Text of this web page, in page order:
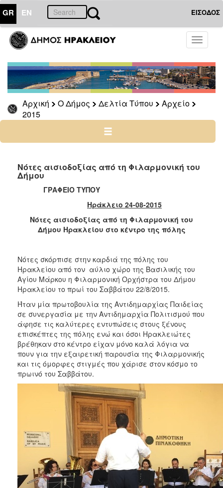
GR EN ΕΙΣΟΔΟΣ
Toggle
Αρχική Ο Δήμος Δελτία Τύπου
Αρχείο
2015
ΔΗΜΟΣ
Δελτία
Τύπου
Αρχείο
2026
2025
2022
2021
2020
2018
2015
2013
2011
2010
2006
ΠΟΛΙΤΙΣΜΟΣ
Νότες αισιοδοξίας από τη Φιλαρμονική του
Δήμου
ΓΡΑΦΕΙΟ ΤΥΠΟΥ
Ηράκλειο 24-08-2015
Νότες αισιοδοξίας από τη Φιλαρμονική του
Δήμου Ηρακλείου στο κέντρο της πόλης
Νότες σκόρπισε στην καρδιά της πόλης του
Ηρακλείου από τον αύλιο χώρο της Βασιλικής του
Αγίου Μάρκου η Φιλαρμονική Ορχήστρα του Δήμου
Ηρακλείου το πρωί του Σαββάτου 22/8/2015.
Ήταν μία πρωτοβουλία της Αντιδημαρχίας Παιδείας
σε συνεργασία με την Αντιδημαρχία Πολιτισμού που
άφησε τις καλύτερες εντυπώσεις στους ξένους
επισκέπτες της πόλης ενώ και όσοι Ηρακλειώτες
βρέθηκαν στο κέντρο είχαν μόνο καλά λόγια να
πουν για την εξαιρετική παρουσία της Φιλαρμονικής
και τις όμορφες στιγμές που χάρισε στον κόσμο το
πρωινό του Σαββάτου.